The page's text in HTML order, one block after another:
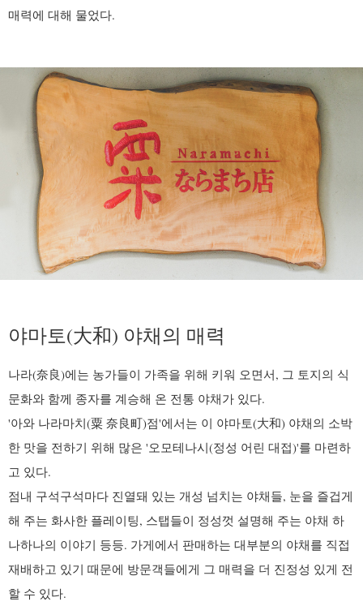
매력에 대해 물었다.
야마토(大和) 야채의 매력
나라(奈良)에는 농가들이 가족을 위해 키워 오면서, 그 토지의 식
문화와 함께 종자를 계승해 온 전통 야채가 있다.
'아와 나라마치(粟 奈良町)점'에서는 이 야마토(大和) 야채의 소박
한 맛을 전하기 위해 많은 '오모테나시(정성 어린 대접)'를 마련하
고 있다.
점내 구석구석마다 진열돼 있는 개성 넘치는 야채들, 눈을 즐겁게
해 주는 화사한 플레이팅, 스탭들이 정성껏 설명해 주는 야채 하
나하나의 이야기 등등. 가게에서 판매하는 대부분의 야채를 직접
재배하고 있기 때문에 방문객들에게 그 매력을 더 진정성 있게 전
할 수 있다.